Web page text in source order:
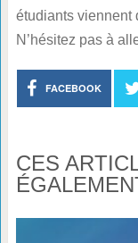
étudiants viennent
N’hésitez pas à
FACEBOOK
CES